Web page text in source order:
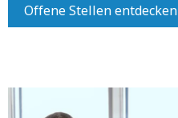
Offene Stellen entdecken